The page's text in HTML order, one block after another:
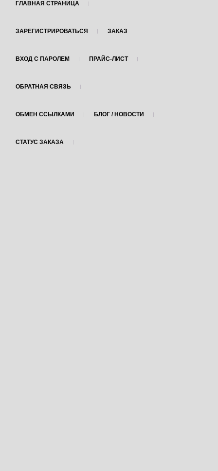
ГЛАВНАЯ СТРАНИЦА
ЗАРЕГИСТРИРОВАТЬСЯ ЗАКАЗ
ВХОД С ПАРОЛЕМ ПРАЙС-ЛИСТ
ОБРАТНАЯ СВЯЗЬ
ОБМЕН ССЫЛКАМИ БЛОГ / НОВОСТИ
СТАТУС ЗАКАЗА